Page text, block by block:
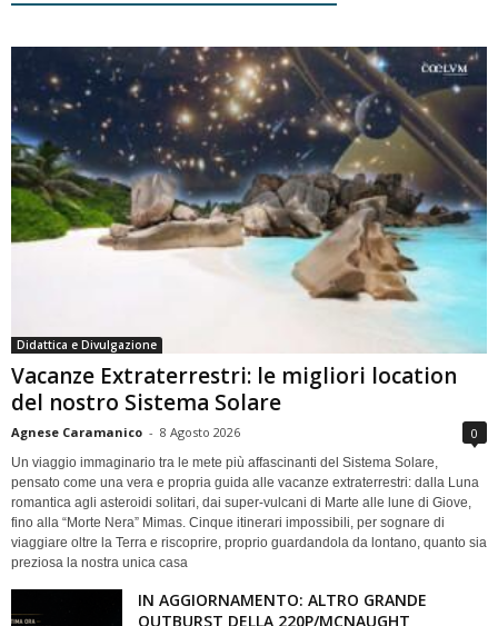
Didattica e Divulgazione
Vacanze Extraterrestri: le migliori location
del nostro Sistema Solare
Agnese Caramanico - 8 Agosto 2026 0
Un viaggio immaginario tra le mete più affascinanti del Sistema Solare,
pensato come una vera e propria guida alle vacanze extraterrestri: dalla Luna
romantica agli asteroidi solitari, dai super-vulcani di Marte alle lune di Giove,
fino alla “Morte Nera” Mimas. Cinque itinerari impossibili, per sognare di
viaggiare oltre la Terra e riscoprire, proprio guardandola da lontano, quanto sia
preziosa la nostra unica casa
IN AGGIORNAMENTO: ALTRO GRANDE
OUTBURST DELLA 220P/MCNAUGHT